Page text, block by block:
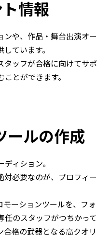
情報
や、作品・舞台出演オ
ています。
ッフが合格に向けてサポ
とができます。
ールの作成
ィション。
必要なのが、プロフィ
ーションツールを、フ
のスタッフがつちかっ
格の武器となる高クオ